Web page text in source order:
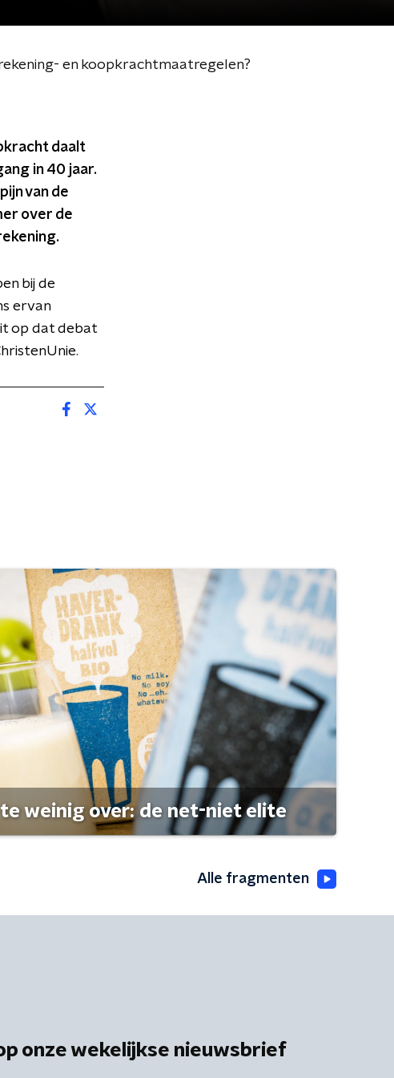
en koopkrachtmaatregelen?
daalt
in 40 jaar.
van de
over de
bij de
ervan
op dat debat
weinig over: de net-niet elite
Alle fragmenten
onze wekelijkse nieuwsbrief